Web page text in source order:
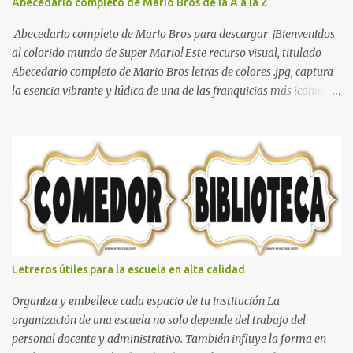
Abecedario completo de Mario Bros para descargar ¡Bienvenidos
al colorido mundo de Super Mario! Este recurso visual, titulado
Abecedario completo de Mario Bros letras de colores .jpg, captura
la esencia vibrante y lúdica de una de las franquicias más icónicas
tipografía clásica y robusta que los fans han reconocido por
décadas. En esta primera sección, el abecedario nos presenta:
Identidad Visual: Un diseño de bloques con bordes negros gruesos
que resaltan sobre cualquier fondo. Paleta de Colores: Una
secuencia dinámica que alterna entre el rojo de Mario, el verde de
Luigi, y los tonos azul y amarillo clásicos de los elementos del
juego. Contenido Actual: La imagen muestra la organización desde
la letra A hasta la M, estableciendo el estilo geométrico y divertido
que define a toda la colección. Primera parte del juego de letras
in...
Letreros útiles para la escuela en alta calidad
Organiza y embellece cada espacio de tu institución La
organización de una escuela no solo depende del trabajo del
personal docente y administrativo. También influye la forma en